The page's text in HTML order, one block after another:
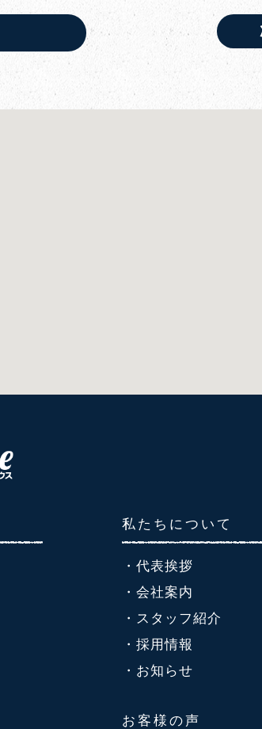
私たちについて
・代表挨拶
・会社案内
・スタッフ紹介
・採用情報
・お知らせ
お客様の声